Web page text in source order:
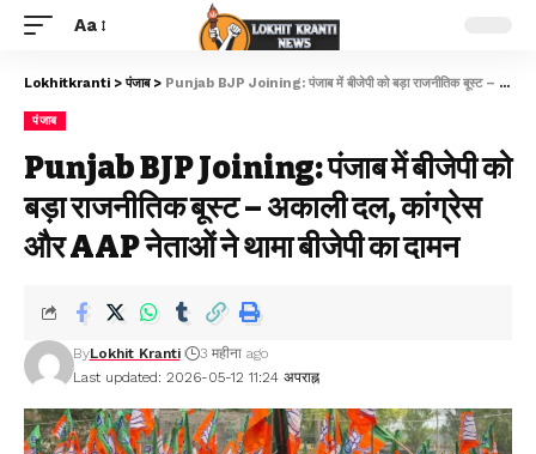
Aa
Lokhitkranti >पंजाब> Punjab BJP Joining: पंजाब में बीजेपी को बड़ा राजनीतिक बूस्ट – अकाली दल, कांग्रेस और AAP नेताओं ने थामा बीजेपी का दामन
पंजाब
Punjab BJP Joining: पंजाब में बीजेपी को
बड़ा राजनीतिक बूस्ट – अकाली दल, कांग्रेस
और AAP नेताओं ने थामा बीजेपी का दामन
Last updated: 2026-05-12 11:24 अपराह्न
ByLokhit Kranti 3 महीना ago